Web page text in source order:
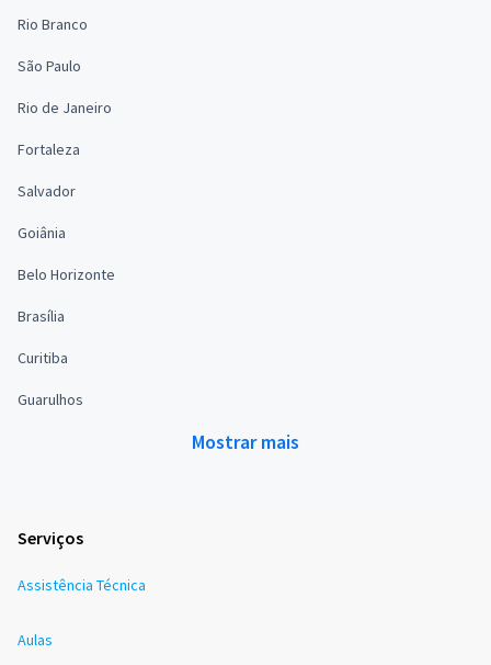
Rio Branco
São Paulo
Rio de Janeiro
Fortaleza
Salvador
Goiânia
Belo Horizonte
Brasília
Curitiba
Guarulhos
Mostrar mais
Serviços
Assistência Técnica
Aulas